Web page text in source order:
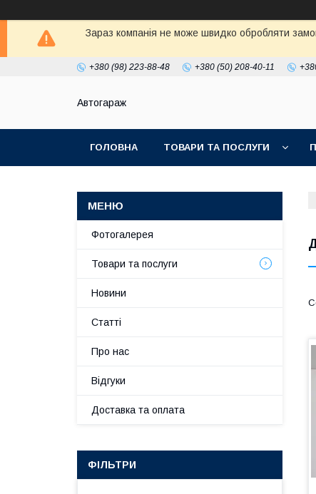
Зараз компанія не може швидко обробляти
+380 (98) 223-88-48 +380 (50) 208-40-11
Автогараж
ГОЛОВНА ТОВАРИ ТА ПОСЛУГИ
Фотогалерея
Товари та послуги
Новини
Статті
Про нас
Відгуки
Доставка та оплата
ФІЛЬТРИ